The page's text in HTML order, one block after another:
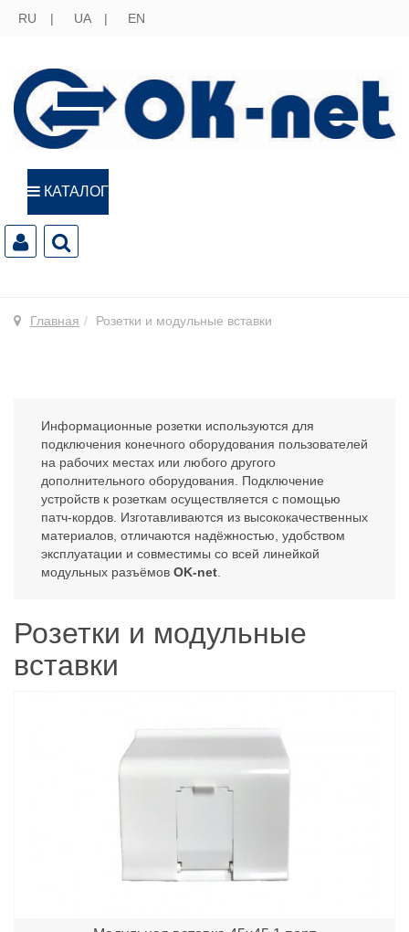
RU UA EN
КАТАЛОГ
Главная Розетки и модульные вставки
Информационные розетки используются для
подключения конечного оборудования пользователей
на рабочих местах или любого другого
дополнительного оборудования. Подключение
устройств к розеткам осуществляется с помощью
патч-кордов. Изготавливаются из высококачественных
материалов, отличаются надёжностью, удобством
эксплуатации и совместимы со всей линейкой
модульных разъёмов OK-net
Розетки и модульные
вставки